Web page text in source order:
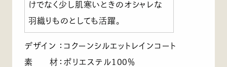
けでなく少し肌寒いときのオシャレな
羽織りものとしても活躍。
デザイン ： コクーンシルエットレインコート
素 材 ： ポリエステル100％